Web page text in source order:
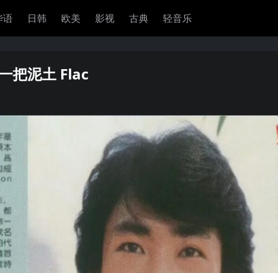
语 日韩 欧美 影视 古典 轻音乐
把泥土 Flac